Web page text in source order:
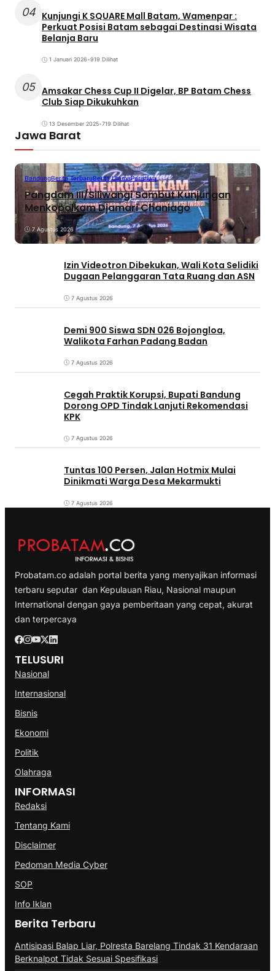
04 Kunjungi K SQUARE Mall Batam, Wamenpar :
Perkuat Posisi Batam sebagai Destinasi Wisata
Belanja Baru
1 Januari 2026•919 Dilihat
05 Amsakar Chess Cup II Digelar, BP Batam Chess
Club Siap Dikukuhkan
13 Desember 2025•719 Dilihat
Jawa Barat
BandungBerita TerbaruBerita UtamaPeristiwa
Pangdam III/Siliwangi Sambut Kunjungan
Menkopolkam Djamari Chaniago
7 Agustus 2026
Izin Videotron Dibekukan, Wali Kota Selidiki
Dugaan Pelanggaran Tata Ruang dan ASN
7 Agustus 2026
Demi 900 Siswa SDN 026 Bojongloa,
Walikota Farhan Padang Badan
7 Agustus 2026
Cegah Praktik Korupsi, Bupati Bandung
Dorong OPD Tindak Lanjuti Rekomendasi
KPK
7 Agustus 2026
Tuntas 100 Persen, Jalan Hotmix Mulai
Dinikmati Warga Desa Mekarmukti
7 Agustus 2026
Probatam.co adalah portal berita yang menyajikan informasi
terbaru seputar dan Kepulauan Riau, Nasional maupun
International dengan gaya pemberitaan yang cepat, akurat
dan terpercaya
TELUSURI
Nasional
Internasional
Bisnis
Ekonomi
Politik
Olahraga
INFORMASI
Redaksi
Tentang Kami
Disclaimer
Pedoman Media Cyber
SOP
Info Iklan
Berita Terbaru
Antisipasi Balap Liar, Polresta Barelang Tindak 31 Kendaraan
Berknalpot Tidak Sesuai Spesifikasi